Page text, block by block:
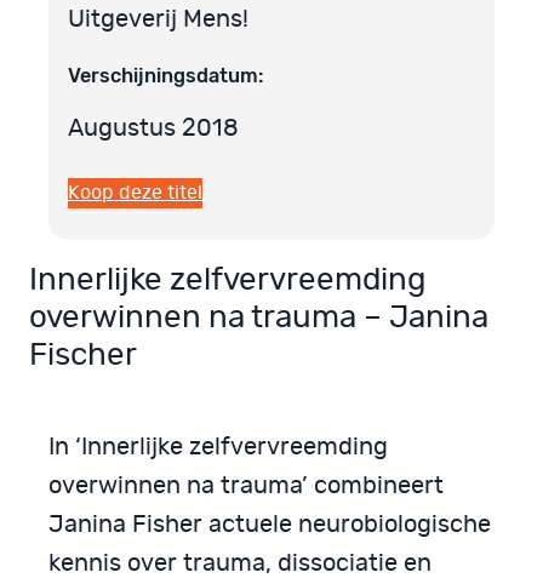
Uitgeverij Mens!
Verschijningsdatum:
Augustus 2018
Koop deze titel
Innerlijke zelfvervreemding
overwinnen na trauma – Janina
Fischer
In ‘Innerlijke zelfvervreemding
overwinnen na trauma’ combineert
Janina Fisher actuele neurobiologische
kennis over trauma, dissociatie en